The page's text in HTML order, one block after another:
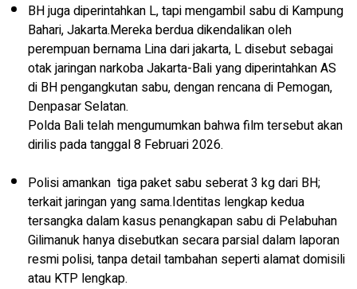
BH juga diperintahkan L, tapi mengambil sabu di Kampung
Bahari, Jakarta.Mereka berdua dikendalikan oleh
perempuan bernama Lina dari jakarta, L disebut sebagai
otak jaringan narkoba Jakarta-Bali yang diperintahkan AS
di BH pengangkutan sabu, dengan rencana di Pemogan,
Denpasar Selatan.
Polda Bali telah mengumumkan bahwa film tersebut akan
dirilis pada tanggal 8 Februari 2026.
Polisi amankan tiga paket sabu seberat 3 kg dari BH;
terkait jaringan yang sama.​Identitas lengkap kedua
tersangka dalam kasus penangkapan sabu di Pelabuhan
Gilimanuk hanya disebutkan secara parsial dalam laporan
resmi polisi, tanpa detail tambahan seperti alamat domisili
atau KTP lengkap.